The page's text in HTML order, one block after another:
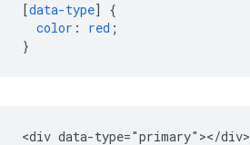
[data-type]
{
color : red ;
}
<div data-type="primary"></div>